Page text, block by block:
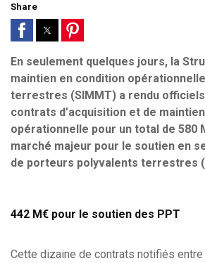
Share
En seulement quelques jours, la
maintien en condition
terrestres (SIMMT) a rendu
contrats d’acquisition et de
opérationnelle pour un total de 580
marché majeur pour le soutien en
de porteurs polyvalents terrestres
442 M€ pour le soutien des PPT
Cette dizaine de contrats notifiés